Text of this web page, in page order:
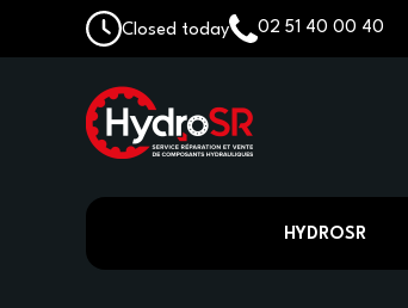
Closed today 02 51 40 00 40
HYDROSR